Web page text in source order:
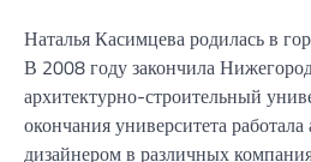
Наталья Касимцева родилась в
В 2008 году закончила
архитектурно-строительный
окончания университета
дизайнером в различных